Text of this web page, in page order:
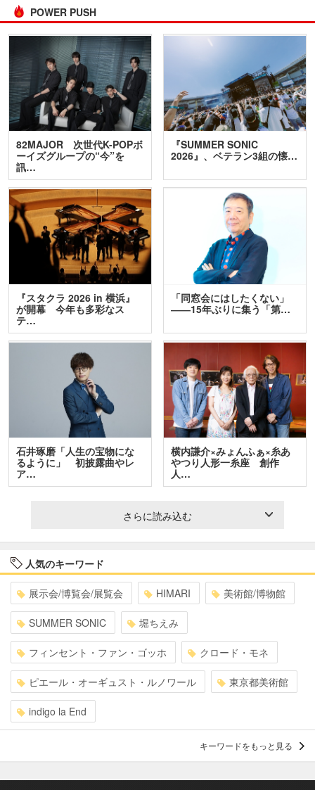
POWER PUSH
82MAJOR 次世代K-POPボ
ーイズグループの“今”を
訊…
『SUMMER SONIC
2026』、ベテラン3組の懐…
『スタクラ 2026 in 横浜』
が開幕 今年も多彩なス
テ…
「同窓会にはしたくない」
――15年ぶりに集う「第…
石井琢磨「人生の宝物にな
るように」 初披露曲やレ
ア…
横内謙介×みょんふぁ×糸あ
やつり人形一糸座 創作
人…
さらに読み込む
人気のキーワード
展示会/博覧会/展覧会 HIMARI 美術館/博物館
SUMMER SONIC 堀ちえみ
フィンセント・ファン・ゴッホ クロード・モネ
ピエール・オーギュスト・ルノワール 東京都美術館
indigo la End
キーワードをもっと見る